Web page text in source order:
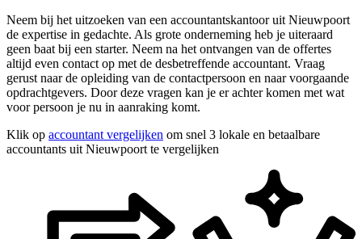
Neem bij het uitzoeken van een accountantskantoor uit Nieuwpoort
de expertise in gedachte. Als grote onderneming heb je uiteraard
geen baat bij een starter. Neem na het ontvangen van de offertes
altijd even contact op met de desbetreffende accountant. Vraag
gerust naar de opleiding van de contactpersoon en naar voorgaande
opdrachtgevers. Door deze vragen kan je er achter komen met wat
voor persoon je nu in aanraking komt.
Klik op accountant vergelijken om snel 3 lokale en betaalbare
accountants uit Nieuwpoort te vergelijken